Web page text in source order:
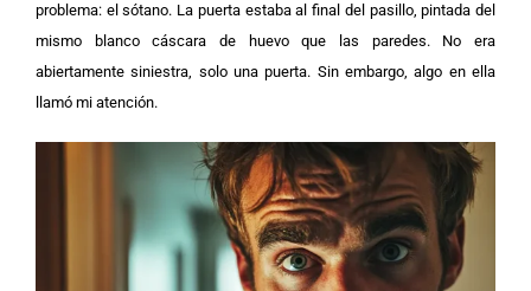
problema: el sótano. La puerta estaba al final del pasillo, pintada del
mismo blanco cáscara de huevo que las paredes. No era
abiertamente siniestra, solo una puerta. Sin embargo, algo en ella
llamó mi atención.